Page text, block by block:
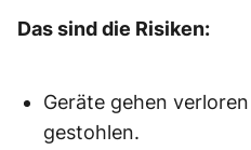
Das sind die Risiken:
Geräte gehen
gestohlen.